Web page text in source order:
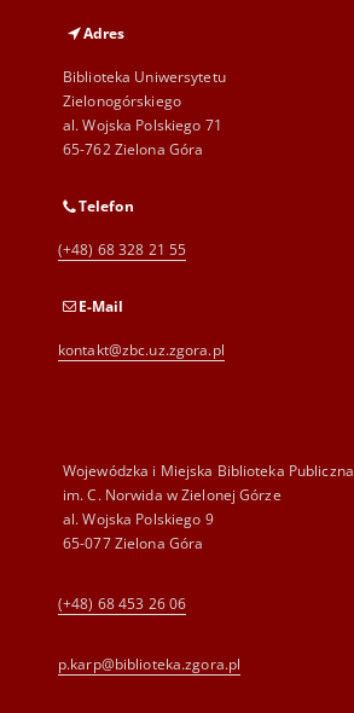
Adres
Biblioteka Uniwersytetu
Zielonogórskiego
al. Wojska Polskiego 71
65-762 Zielona Góra
Telefon
(+48) 68 328 21 55
E-Mail
kontakt@zbc.uz.zgora.pl
Wojewódzka i Miejska Biblioteka Publiczna
im. C. Norwida w Zielonej Górze
al. Wojska Polskiego 9
65-077 Zielona Góra
(+48) 68 453 26 06
p.karp@biblioteka.zgora.pl